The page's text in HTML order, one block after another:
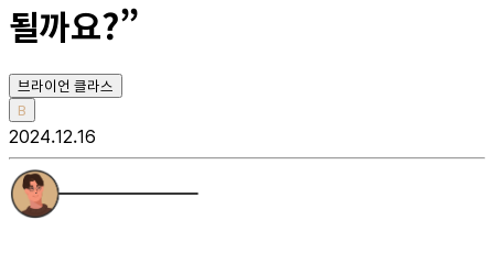
될까요?”
브라이언 클라스
B
2024.12.16